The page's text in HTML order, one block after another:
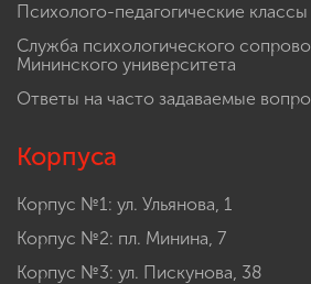
Психолого-педагогические классы
Служба психологического
Мининского университета
Ответы на часто задаваемые
Корпуса
Корпус №1: ул. Ульянова, 1
Корпус №2: пл. Минина, 7
Корпус №3: ул. Пискунова, 38